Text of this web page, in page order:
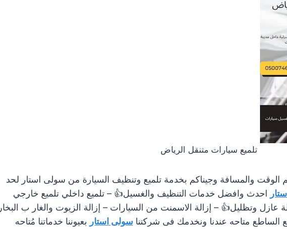
تلميع سيارات متنقل الرياض
الوقت والمسافة وجيناكم بخدمة تلميع وتنظيف السيارة من سولى استار لحد
احدث وافضل خدمات التنظيف والغسيل👍 – تلميع داخلي تلميع خارجي
عازل وتظليل👍 – إزالة الاسمنت من السيارات – إزالة الزيوت والغار ب البخار
الساطع متاحه عندنا ونخدمك فى شركتناسولى استار بعيوننا خدماتنا مُتاحه